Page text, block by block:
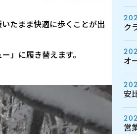
たまま快適に歩くことが出
」に履き替えます。
ク
オ
安
営